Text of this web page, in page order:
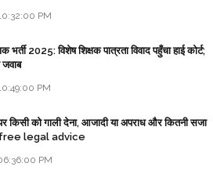
PM
भर्ती 2025: विशेष शिक्षक पात्रता विवाद पहुँचा हाई कोर्ट;
PM
किसी को गाली देना, आजादी या अपराध और कितनी सजा
- free legal advice
PM